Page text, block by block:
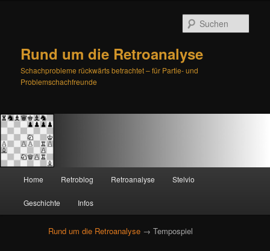
Rund um die Retroanalyse
Schachprobleme rückwärts betrachtet – für Partie- und
Problemschachfreunde
Zum
primären
Inhalt
Zum
sekundären
Inhalt
Home Retroblog Retroanalyse Stelvio
Geschichte Infos
Rund um die Retroanalyse → Tempospiel